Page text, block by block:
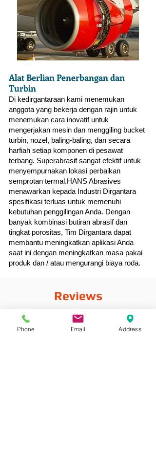
Alat Berlian Penerbangan dan
Turbin
Di kedirgantaraan kami menemukan
anggota yang bekerja dengan rajin untuk
menemukan cara inovatif untuk
mengerjakan mesin dan menggiling bucket
turbin, nozel, baling-baling, dan secara
harfiah setiap komponen di pesawat
terbang. Superabrasif sangat efektif untuk
menyempurnakan lokasi perbaikan
semprotan termal.HANS Abrasives
menawarkan kepada Industri Dirgantara
spesifikasi terluas untuk memenuhi
kebutuhan penggilingan Anda. Dengan
banyak kombinasi butiran abrasif dan
tingkat porositas, Tim Dirgantara dapat
membantu meningkatkan aplikasi Anda
saat ini dengan meningkatkan masa pakai
produk dan / atau mengurangi biaya roda.
Reviews
Phone Email Address